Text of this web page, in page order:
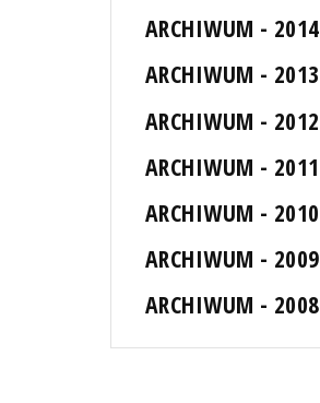
ARCHIWUM - 2014
ARCHIWUM - 2013
ARCHIWUM - 2012
ARCHIWUM - 2011
ARCHIWUM - 2010
ARCHIWUM - 2009
ARCHIWUM - 2008